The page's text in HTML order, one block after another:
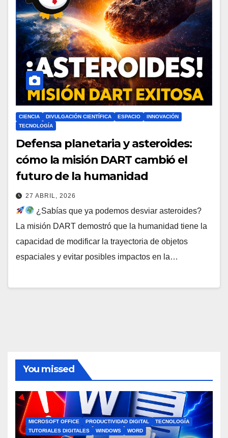
CIENCIA DIVULGACIÓN CIENTÍFICA ESPACIO
INNOVACIÓN
TECNOLOGÍA
Defensa planetaria y asteroides:
cómo la misión DART cambió el
futuro de la humanidad
27 ABRIL, 2026
¿Sabías que ya podemos desviar asteroides?
La misión DART demostró que la humanidad tiene la
capacidad de modificar la trayectoria de objetos
espaciales y evitar posibles impactos en la…
You missed
MICROSOFT OFFICE PRODUCTIVIDAD DIGITAL
TECNOLOGÍA
TUTORIALES DIGITALES
WINDOWS WORD